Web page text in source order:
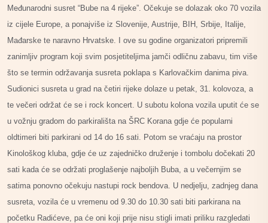
Međunarodni susret “Bube na 4 rijeke”. Očekuje se dolazak oko 70 vozila
iz cijele Europe, a ponajviše iz Slovenije, Austrije, BIH, Srbije, Italije,
Mađarske te naravno Hrvatske. I ove su godine organizatori pripremili
zanimljiv program koji svim posjetiteljima jamči odličnu zabavu, tim više
što se termin održavanja susreta poklapa s Karlovačkim danima piva.
Sudionici susreta u grad na četiri rijeke dolaze u petak, 31. kolovoza, a
te večeri održat će se i rock koncert. U subotu kolona vozila uputit će se
u vožnju gradom do parkirališta na ŠRC Korana gdje će popularni
oldtimeri biti parkirani od 14 do 16 sati. Potom se vraćaju na prostor
Kinološkog kluba, gdje će uz zajedničko druženje i tombolu dočekati 20
sati kada će se održati proglašenje najboljih Buba, a u večernjim se
satima ponovno očekuju nastupi rock bendova. U nedjelju, zadnjeg dana
susreta, vozila će u vremenu od 9.30 do 10.30 sati biti parkirana na
početku Radićeve, pa će oni koji prije nisu stigli imati priliku razgledati